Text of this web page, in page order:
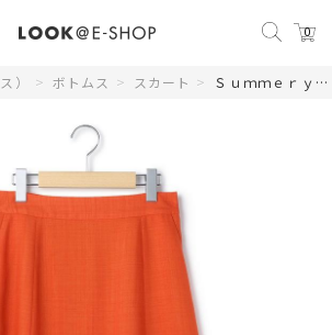
0
） > ボトムス > スカート > Ｓｕｍｍｅｒｙクロススカート